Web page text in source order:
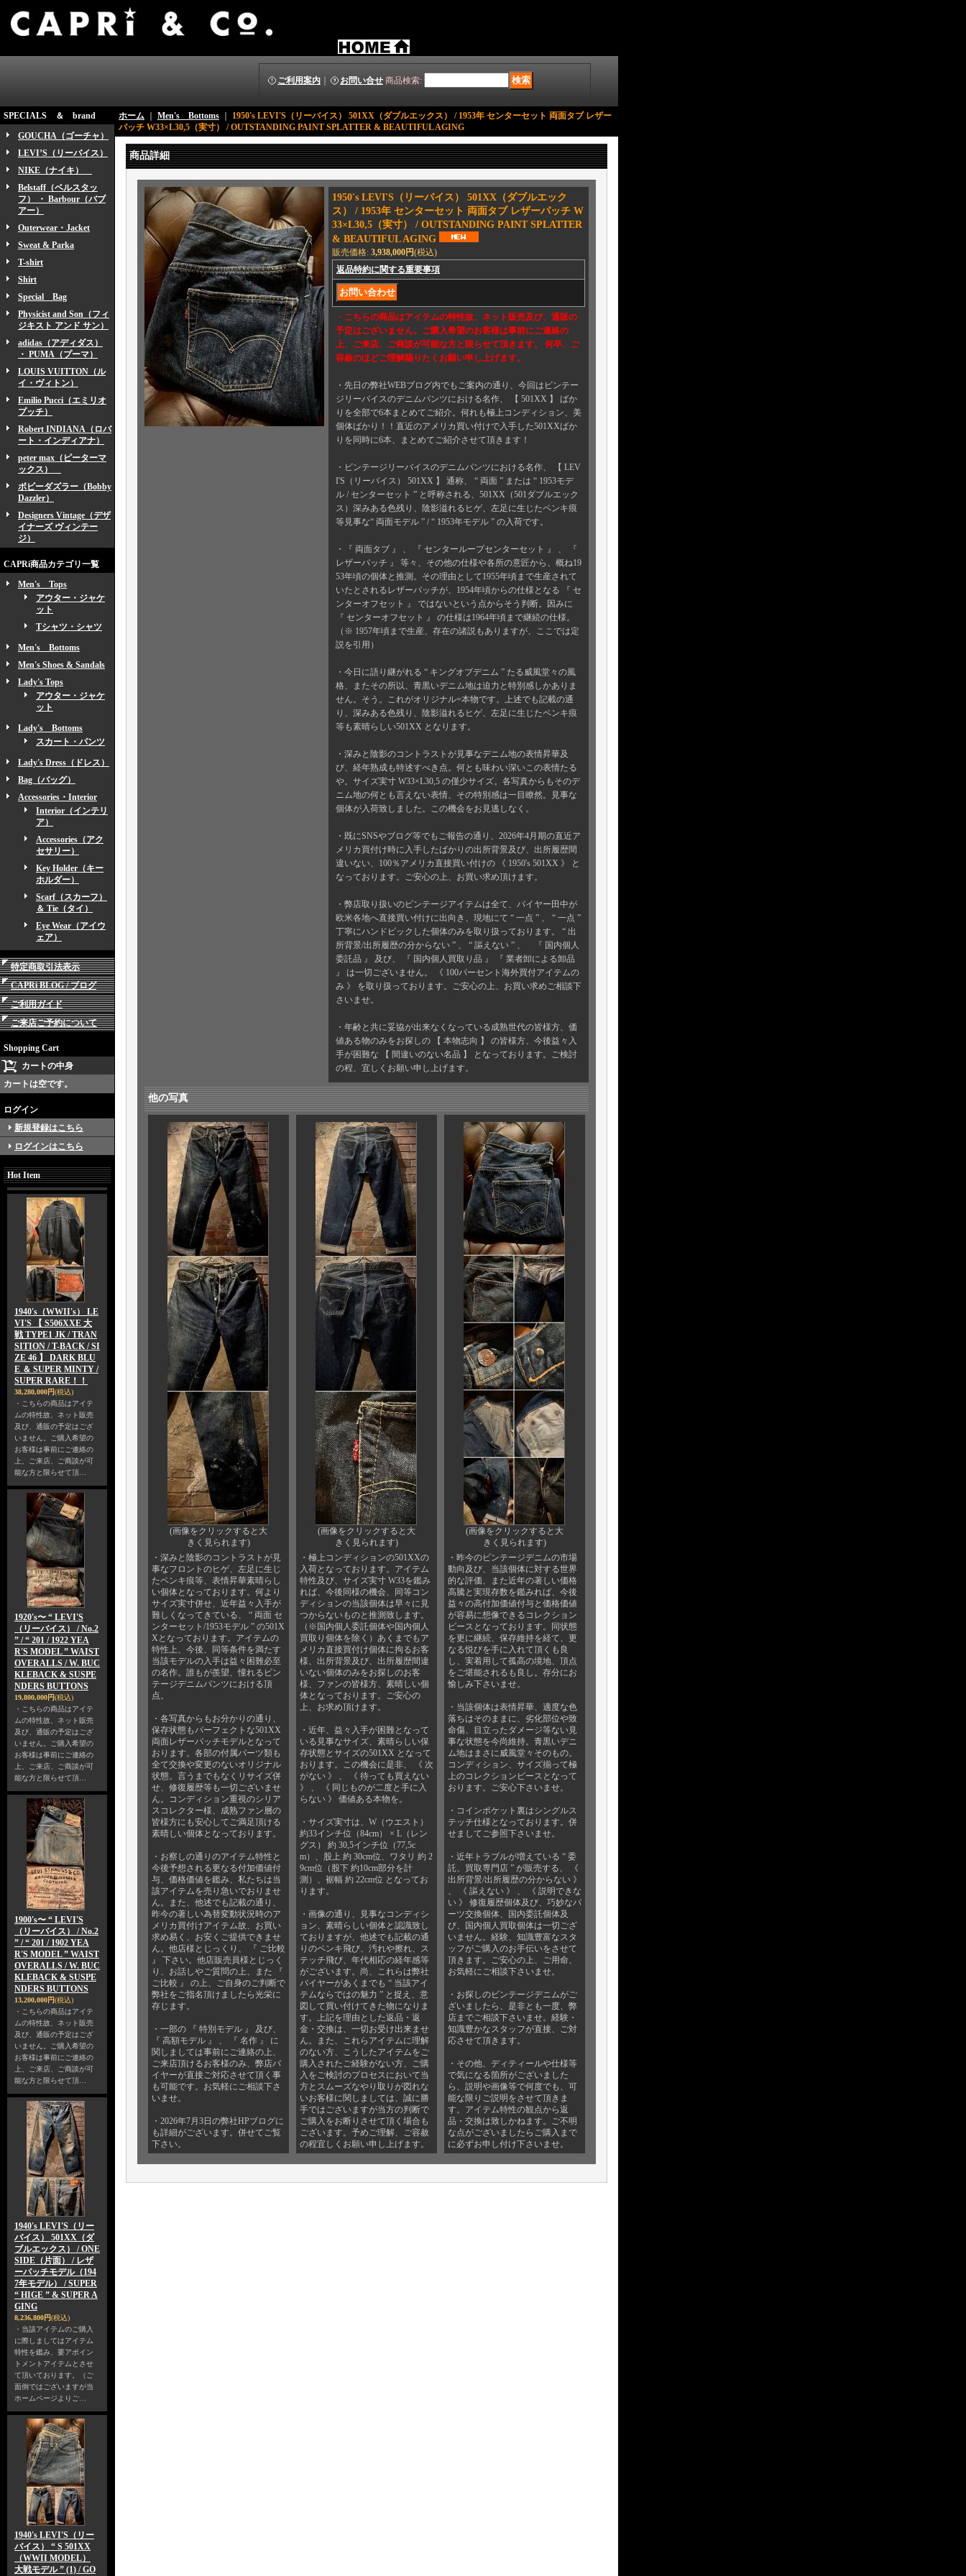
ご利用案内 お問い合せ 商品検索:
SPECIALS ＆ brand
GOUCHA（ゴーチャ）
LEVI’S（リーバイス）
NIKE（ナイキ）
Belstaff（ベルスタッ
フ） ・ Barbour（バブ
アー）
Outerwear・Jacket
Sweat & Parka
T-shirt
Shirt
Special Bag
Physicist and Son（フィ
ジキスト アンド サン）
adidas（アディダス）
・ PUMA（プーマ）
LOUIS VUITTON（ル
イ・ヴィトン）
Emilio Pucci（エミリオ
プッチ）
Robert INDIANA（ロバ
ート・インディアナ）
peter max（ピーターマ
ックス）
ボビーダズラー（Bobby
Dazzler）
Designers Vintage（デザ
イナーズ ヴィンテー
ジ）
CAPRi商品カテゴリ一覧
Men's Tops
アウター・ジャケ
ット
Tシャツ・シャツ
Men's Bottoms
Men's Shoes & Sandals
Lady's Tops
アウター・ジャケ
ット
Lady's Bottoms
スカート・パンツ
Lady's Dress（ドレス）
Bag（バッグ）
Accessories・Interior
Interior（インテリ
ア）
Accessories（アク
セサリー）
Key Holder（キー
ホルダー）
Scarf（スカーフ）
＆ Tie（タイ）
Eye Wear（アイウ
ェア）
特定商取引法表示
CAPRi BLOG / ブログ
ご利用ガイド
ご来店ご予約について
Shopping Cart
カートの中身
カートは空です。
ログイン
新規登録はこちら
ログインはこちら
Hot Item
1940's（WWII's） LE
VI'S 【 S506XXE 大
戦 TYPE1 JK / TRAN
SITION / T-BACK / SI
ZE 46 】 DARK BLU
E ＆ SUPER MINTY /
SUPER RARE！！
38,280,000円(税込)
・こちらの商品はアイテ
ムの特性故、ネット販売
及び、通販の予定はござ
いません。ご購入希望の
お客様は事前にご連絡の
上、ご来店、ご商談が可
能な方と限らせて頂…
1920's〜 “ LEVI'S
（リーバイス） / No.2
” / “ 201 / 1922 YEA
R'S MODEL ” WAIST
OVERALLS / W. BUC
KLEBACK & SUSPE
NDERS BUTTONS
19,800,000円(税込)
・こちらの商品はアイテ
ムの特性故、ネット販売
及び、通販の予定はござ
いません。ご購入希望の
お客様は事前にご連絡の
上、ご来店、ご商談が可
能な方と限らせて頂…
1900's〜 “ LEVI'S
（リーバイス） / No.2
” / “ 201 / 1902 YEA
R'S MODEL ” WAIST
OVERALLS / W. BUC
KLEBACK & SUSPE
NDERS BUTTONS
13,200,000円(税込)
・こちらの商品はアイテ
ムの特性故、ネット販売
及び、通販の予定はござ
いません。ご購入希望の
お客様は事前にご連絡の
上、ご来店、ご商談が可
能な方と限らせて頂…
1940's LEVI'S（リー
バイス） 501XX（ダ
ブルエックス） / ONE
SIDE（片面） / レザ
ーパッチモデル（194
7年モデル） / SUPER
“ HIGE ” & SUPER A
GING
8,236,800円(税込)
・当該アイテムのご購入
に際しましてはアイテム
特性を鑑み、要アポイン
トメントアイテムとさせ
て頂いております。（ご
面倒ではございますが当
ホームページよりご…
1940's LEVI'S（リー
バイス） “ S 501XX
（WWII MODEL）
大戦モデル ” (1) / GO
ホーム Men's Bottoms
1950's LEVI'S（リーバイス） 501XX（ダブルエックス） / 1953年 センターセット 両面タブ レザー
パッチ W33×L30,5（実寸） / OUTSTANDING PAINT SPLATTER & BEAUTIFUL AGING
商品詳細
1950's LEVI'S（リーバイス） 501XX（ダブルエック
ス） / 1953年 センターセット 両面タブ レザーパッチ W
33×L30,5（実寸） / OUTSTANDING PAINT SPLATTER
& BEAUTIFUL AGING
販売価格: 3,938,000円(税込)
返品特約に関する重要事項
・こちらの商品はアイテムの特性故、ネット販売及び、通販の
予定はございません。ご購入希望のお客様は事前にご連絡の
上、ご来店、ご商談が可能な方と限らせて頂きます。 何卒、ご
容赦のほどご理解賜りたくお願い申し上げます。
・先日の弊社WEBブログ内でもご案内の通り、今回はビンテー
ジリーバイスのデニムパンツにおける名作、 【 501XX 】 ばか
りを全部で6本まとめてご紹介。何れも極上コンディション、美
個体ばかり！！直近のアメリカ買い付けで入手した501XXばか
りを同時に6本、まとめてご紹介させて頂きます！
・ビンテージリーバイスのデニムパンツにおける名作、 【 LEV
I'S（リーバイス） 501XX 】 通称、 “ 両面 ” または “ 1953モデ
ル / センターセット ” と呼称される、501XX（501ダブルエック
ス）深みある色残り、陰影溢れるヒゲ、左足に生じたペンキ痕
等見事な“ 両面モデル ” / “ 1953年モデル ” の入荷です。
・『 両面タブ 』 、 『 センターループセンターセット 』 、 『
レザーパッチ 』 等々、その他の仕様や各所の意匠から、概ね19
53年頃の個体と推測。その理由として1955年頃まで生産されて
いたとされるレザーパッチが、1954年頃からの仕様となる 『 セ
ンターオフセット 』 ではないという点からそう判断。因みに
『 センターオフセット 』 の仕様は1964年頃まで継続の仕様。
（※ 1957年頃まで生産、存在の諸説もありますが、ここでは定
説を引用）
・今日に語り継がれる “ キングオブデニム ” たる威風堂々の風
格、またその所以、青黒いデニム地は迫力と特別感しかありま
せん。そう。これがオリジナル=本物です。上述でも記載の通
り、深みある色残り、陰影溢れるヒゲ、左足に生じたペンキ痕
等も素晴らしい501XX となります。
・深みと陰影のコントラストが見事なデニム地の表情昇華及
び、経年熟成も特述すべき点。何とも味わい深いこの表情たる
や。サイズ実寸 W33×L30,5 の僅少サイズ。各写真からもそのデ
ニム地の何とも言えない表情、その特別感は一目瞭然。見事な
個体が入荷致しました。この機会をお見逃しなく。
・既にSNSやブログ等でもご報告の通り、2026年4月期の直近ア
メリカ買付け時に入手したばかりの出所背景及び、出所履歴間
違いない、100％アメリカ直接買い付けの 《 1950's 501XX 》 と
なっております。ご安心の上、お買い求め頂けます。
・弊店取り扱いのビンテージアイテムは全て、バイヤー田中が
欧米各地へ直接買い付けに出向き、現地にて “ 一点 ” 、 “ 一点 ”
丁寧にハンドピックした個体のみを取り扱っております。 “ 出
所背景/出所履歴の分からない ” 、 “ 謳えない ” 、 『 国内個人
委託品 』 及び、 『 国内個人買取り品 』 『 業者卸による卸品
』 は一切ございません。 《 100パーセント海外買付アイテムの
み 》 を取り扱っております。ご安心の上、お買い求めご相談下
さいませ。
・年齢と共に妥協が出来なくなっている成熟世代の皆様方、価
値ある物のみをお探しの 【 本物志向 】 の皆様方、今後益々入
手が困難な 【 間違いのない名品 】 となっております。ご検討
の程、宜しくお願い申し上げます。
他の写真
(画像をクリックすると大
きく見られます)
・深みと陰影のコントラストが見
事なフロントのヒゲ、左足に生じ
たペンキ痕等、表情昇華素晴らし
い個体となっております。何より
サイズ実寸併せ、近年益々入手が
難しくなってきている、 “ 両面 セ
ンターセット/1953モデル ” の501X
Xとなっております。アイテムの
特性上、今後、同等条件を満たす
当該モデルの入手は益々困難必至
の名作。誰もが羨望、憧れるビン
テージデニムパンツにおける頂
点。
・各写真からもお分かりの通り、
保存状態もパーフェクトな501XX
両面レザーパッチモデルとなって
おります。各部の付属パーツ類も
全て交換や変更のないオリジナル
状態。言うまでもなくリサイズ併
せ、修復履歴等も一切ございませ
ん。コンディション重視のシリア
スコレクター様、成熟ファン層の
皆様方にも安心してご満足頂ける
素晴しい個体となっております。
・お察しの通りのアイテム特性と
今後予想される更なる付加価値付
与、価格価値を鑑み、私たちは当
該アイテムを売り急いでおりませ
ん。また、他述でも記載の通り、
昨今の著しい為替変動状況時のア
メリカ買付けアイテム故、お買い
求め易く、お安くご提供できませ
ん。他店様とじっくり、 『 ご比較
』 下さい。他店販売員様とじっく
り、お話しやご質問の上、また 『
ご比較 』 の上、ご自身のご判断で
弊社をご指名頂けましたら光栄に
存じます。
・一部の 『 特別モデル 』 及び、
『 高額モデル 』 、 『 名作 』 に
関しましては事前にご連絡の上、
ご来店頂けるお客様のみ、弊店バ
イヤーが直接ご対応させて頂く事
も可能です。お気軽にご相談下さ
いませ。
・2026年7月3日の弊社HPブログに
も詳細がございます。併せてご覧
下さい。
(画像をクリックすると大
きく見られます)
・極上コンディションの501XXの
入荷となっております。アイテム
特性及び、サイズ実寸 W33を鑑み
れば、今後同様の機会、同等コン
ディションの当該個体は早々に見
つからないものと推測致します。
（※国内個人委託個体や国内個人
買取り個体を除く）あくまでもア
メリカ直接買付け個体に拘るお客
様、出所背景及び、出所履歴間違
いない個体のみをお探しのお客
様、ファンの皆様方、素晴しい個
体となっております。ご安心の
上、お求め頂けます。
・近年、益々入手が困難となって
いる見事なサイズ、素晴らしい保
存状態とサイズの501XX となって
おります。この機会に是非、 《 次
がない 》 、 《 待っても買えない
》 、 《 同じものが二度と手に入
らない 》 価値ある本物を。
・サイズ実寸は、W（ウエスト）
約33インチ位（84cm） × L（レン
グス） 約 30,5インチ位（77,5c
m）、股上 約 30cm位、ワタリ 約 2
9cm位（股下 約10cm部分を計
測）、裾幅 約 22cm位 となってお
ります。
・画像の通り、見事なコンディシ
ョン、素晴らしい個体と認識致し
ておりますが、他述でも記載の通
りのペンキ飛び、汚れや擦れ、ス
テッチ飛び、年代相応の経年感等
がございます。尚、これらは弊社
バイヤーがあくまでも “ 当該アイ
テムならではの魅力 ” と捉え、意
図して買い付けてきた物になりま
す。上記を理由とした返品・返
金・交換は、一切お受け出来ませ
ん。また、これらアイテムに理解
のない方、こうしたアイテムをご
購入されたご経験がない方、ご購
入をご検討のプロセスにおいて当
方とスムーズなやり取りが図れな
いお客様に関しましては、誠に勝
手ではございますが当方の判断で
ご購入をお断りさせて頂く場合も
ございます。予めご理解、ご容赦
の程宜しくお願い申し上げます。
(画像をクリックすると大
きく見られます)
・昨今のビンテージデニムの市場
動向及び、当該個体に対する世界
的な評価、また近年の著しい価格
高騰と実現存数を鑑みれば、今後
益々の高付加価値付与と価格価値
が容易に想像できるコレクション
ピースとなっております。同状態
を更に継続、保存維持を経て、更
なる悦びを手に入れて頂くも良
し、実着用して孤高の境地、頂点
をご堪能されるも良し。存分にお
愉しみ下さいませ。
・当該個体は表情昇華、適度な色
落ちはそのままに、劣化部位や致
命傷、目立ったダメージ等ない見
事な状態を今尚維持。青黒いデニ
ム地はまさに威風堂々そのもの。
コンディション、サイズ揃って極
上のコレクションピースとなって
おります。ご安心下さいませ。
・コインポケット裏はシングルス
テッチ仕様となっております。併
せましてご参照下さいませ。
・近年トラブルが増えている “ 委
託、買取専門店 ” が販売する、 《
出所背景/出所履歴の分からない 》
、 《 謳えない 》 、 《 説明できな
い 》 修復履歴個体及び、巧妙なパ
ーツ交換個体、国内委託個体及
び、国内個人買取個体は一切ござ
いません。経験、知識豊富なスタ
ッフがご購入のお手伝いをさせて
頂きます。ご安心の上、ご用命、
お気軽にご相談下さいませ。
・お探しのビンテージデニムがご
ざいましたら、是非とも一度、弊
店までご相談下さいませ。経験・
知識豊かなスタッフが直接、ご対
応させて頂きます。
・その他、ディティールや仕様等
で気になる箇所がございました
ら、説明や画像等で何度でも、可
能な限りご説明をさせて頂きま
す。アイテム特性の観点から返
品・交換は致しかねます。ご不明
な点がございましたらご購入まで
に必ずお申し付け下さいませ。